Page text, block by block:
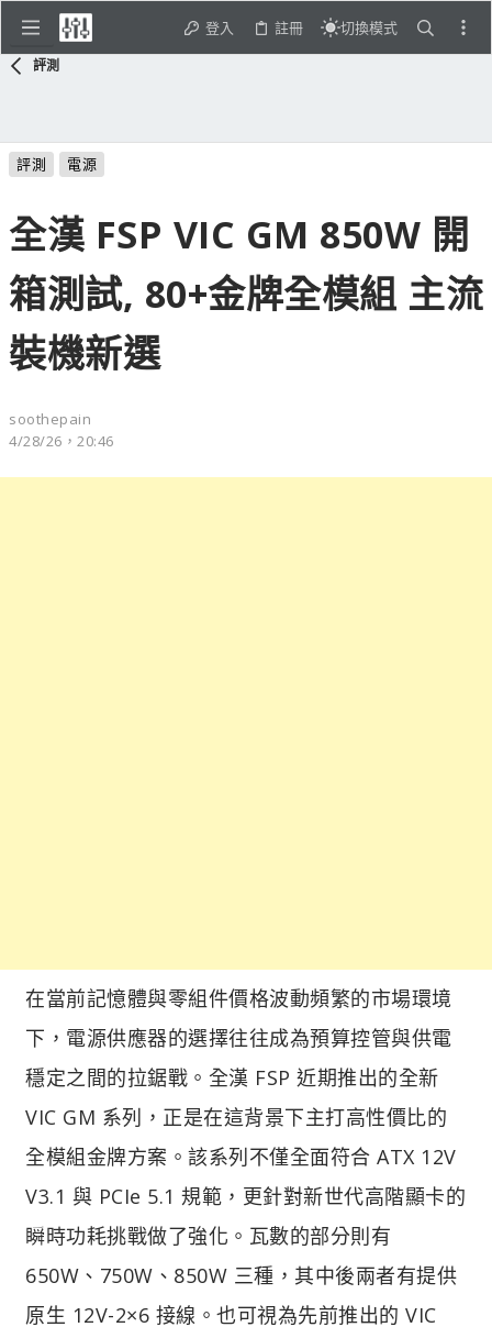
登入 註冊 切換模式
評測
評測 電源
全漢 FSP VIC GM 850W 開
箱測試, 80+金牌全模組 主流
裝機新選
soothepain
4/28/26，20:46
在當前記憶體與零組件價格波動頻繁的市場環境
下，電源供應器的選擇往往成為預算控管與供電
穩定之間的拉鋸戰。全漢 FSP 近期推出的全新
VIC GM 系列，正是在這背景下主打高性價比的
全模組金牌方案。該系列不僅全面符合 ATX 12V
V3.1 與 PCIe 5.1 規範，更針對新世代高階顯卡的
瞬時功耗挑戰做了強化。瓦數的部分則有
650W、750W、850W 三種，其中後兩者有提供
原生 12V-2×6 接線。也可視為先前推出的 VIC